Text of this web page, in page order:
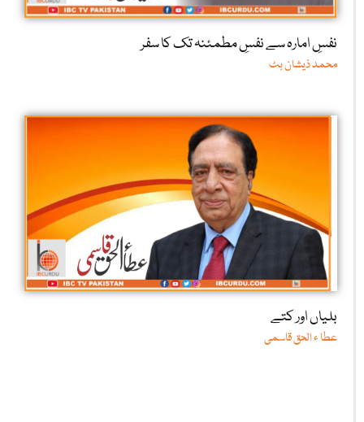
نفسِ امارہ سے نفسِ مطمئنہ تک کا سفر
محمد ذیشان بٹ
بلیاں اور کتے
عطا ء الحق قاسمی